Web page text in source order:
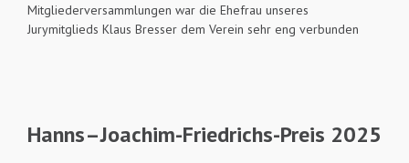
Mitgliederversammlungen war die Ehefrau unseres
Jurymitglieds Klaus Bresser dem Verein sehr eng verbunden
Hanns–Joachim-Friedrichs-Preis 2025